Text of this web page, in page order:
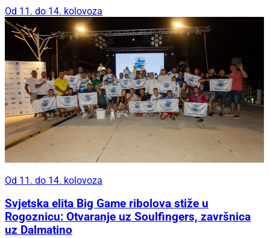
Od 11. do 14. kolovoza
Od 11. do 14. kolovoza
Svjetska elita Big Game ribolova stiže u
Rogoznicu: Otvaranje uz Soulfingers, završnica
uz Dalmatino